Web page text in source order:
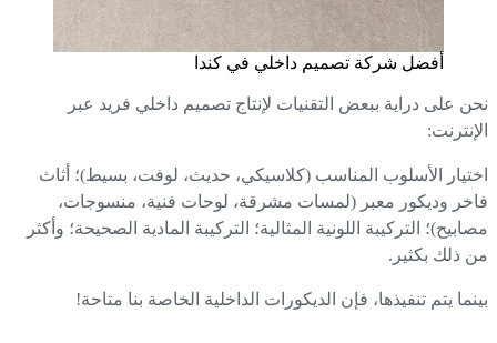
أفضل شركة تصميم داخلي في كندا
على دراية ببعض التقنيات لإنتاج تصميم داخلي فريد عبر
الأسلوب المناسب (كلاسيكي، حديث، لوفت، بسيط)؛ أثاث
وديكور معبر (لمسات مشرقة، لوحات فنية، منسوجات،
التركيبة اللونية المثالية؛ التركيبة المادية الصحيحة؛ وأكثر
ذلك بكثير.
يتم تنفيذها، فإن الديكورات الداخلية الخاصة بنا متاحة!